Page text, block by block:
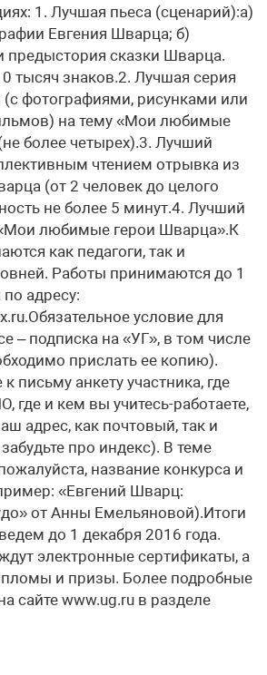
1. Лучшая пьеса (сценарий):а)
Евгения Шварца; б)
предыстория сказки Шварца.
тысяч знаков.2. Лучшая серия
(с фотографиями, рисунками или
на тему «Мои любимые
более четырех).3. Лучший
чтением отрывка из
(от 2 человек до целого
не более 5 минут.4. Лучший
любимые герои Шварца».К
как педагоги, так и
Работы принимаются до 1
адресу:
условие для
– подписка на «УГ», в том числе
прислать ее копию).
письму анкету участника, где
где и кем вы учитесь-работаете,
адрес, как почтовый, так и
про индекс). В теме
название конкурса и
«Евгений Шварц:
от Анны Емельяновой).Итоги
до 1 декабря 2016 года.
электронные сертификаты, а
и призы. Более подробные
сайте www.ug.ru в разделе